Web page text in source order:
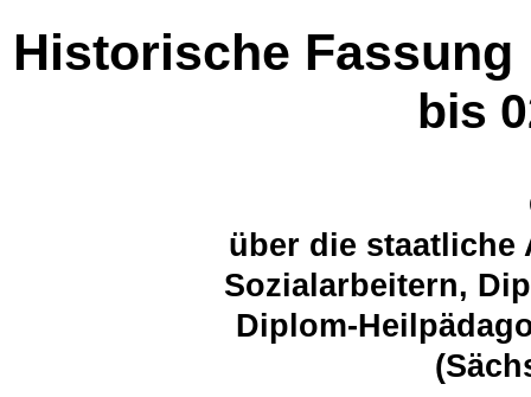
Historische Fassung
bis
über die staatliche
Sozialarbeitern,
Diplom-